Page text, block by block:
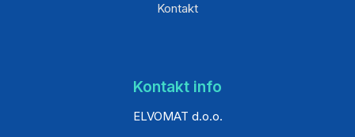
Kontakt
Kontakt info
ELVOMAT d.o.o.